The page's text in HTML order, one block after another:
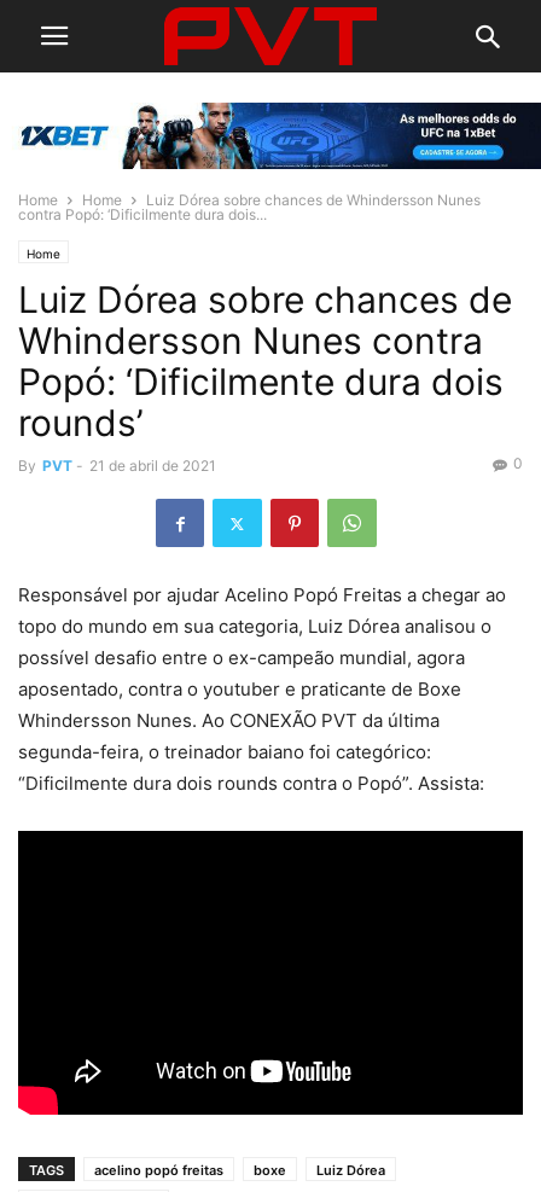
Home Home
Luiz Dórea sobre chances de Whindersson Nunes
contra Popó: ‘Dificilmente dura dois...
Home
Luiz Dórea sobre chances de
Whindersson Nunes contra
Popó: ‘Dificilmente dura dois
rounds’
By PVT - 21 de abril de 2021 0
Responsável por ajudar Acelino Popó Freitas a chegar ao
topo do mundo em sua categoria, Luiz Dórea analisou o
possível desafio entre o ex-campeão mundial, agora
aposentado, contra o youtuber e praticante de Boxe
Whindersson Nunes. Ao CONEXÃO PVT da última
segunda-feira, o treinador baiano foi categórico:
“Dificilmente dura dois rounds contra o Popó”. Assista:
TAGS acelino popó freitas boxe
Luiz Dórea